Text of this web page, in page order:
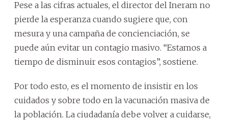
Pese a las cifras actuales, el director del Ineram no
pierde la esperanza cuando sugiere que, con
mesura y una campaña de concienciación, se
puede aún evitar un contagio masivo. “Estamos a
tiempo de disminuir esos contagios”, sostiene.
Por todo esto, es el momento de insistir en los
cuidados y sobre todo en la vacunación masiva de
la población. La ciudadanía debe volver a cuidarse,